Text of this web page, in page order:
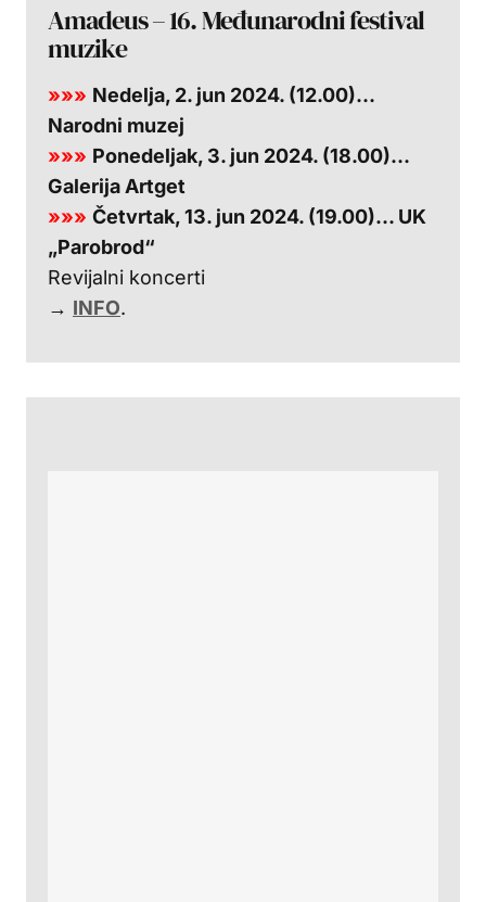
Amadeus – 16. Međunarodni festival
muzike
»»» Nedelja, 2. jun 2024. (12.00)…
Narodni muzej
»»» Ponedeljak, 3. jun 2024. (18.00)…
Galerija Artget
»»» Četvrtak, 13. jun 2024. (19.00)… UK
„Parobrod“
Revijalni koncerti
→ INFO.